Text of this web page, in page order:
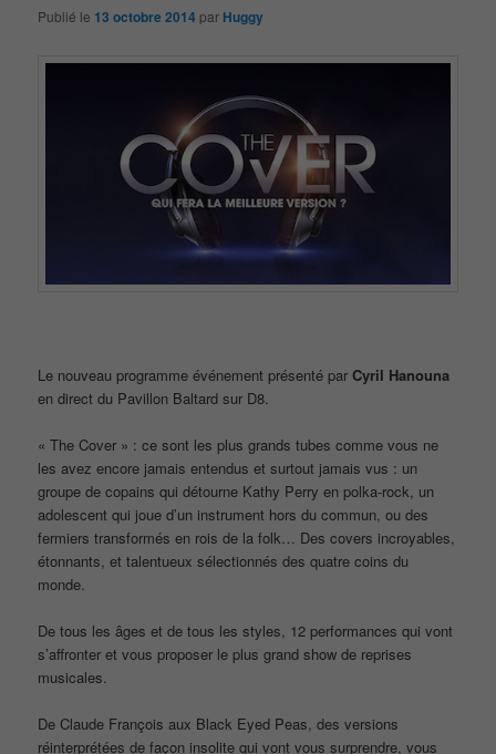
Publié le 13 octobre 2014 par Huggy
Le nouveau programme événement présenté parCyril Hanouna
en direct du Pavillon Baltard sur D8.
« The Cover » : ce sont les plus grands tubes comme vous ne
les avez encore jamais entendus et surtout jamais vus : un
groupe de copains qui détourne Kathy Perry en polka-rock, un
adolescent qui joue d’un instrument hors du commun, ou des
fermiers transformés en rois de la folk… Des covers incroyables,
étonnants, et talentueux sélectionnés des quatre coins du
monde.
De tous les âges et de tous les styles, 12 performances qui vont
s’affronter et vous proposer le plus grand show de reprises
musicales.
De Claude François aux Black Eyed Peas, des versions
réinterprétées de façon insolite qui vont vous surprendre, vous